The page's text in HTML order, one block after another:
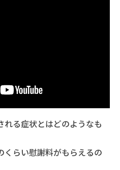
れる症状とはどのようなも
くらい慰謝料がもらえるの